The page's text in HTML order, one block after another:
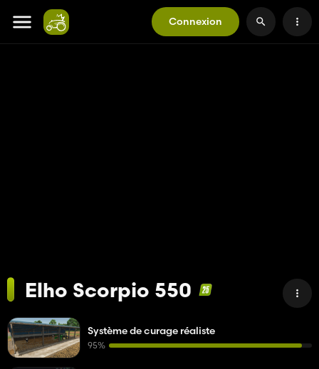
Connexion
Elho Scorpio 550
Système de curage réaliste
95%